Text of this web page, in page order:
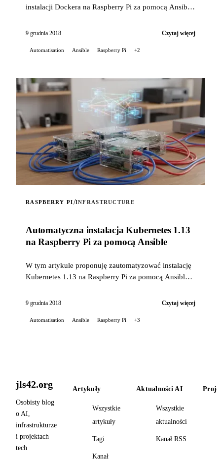
instalacji Dockera na Raspberry Pi za pomocą Ansible
9 grudnia 2018 Czytaj więcej
Automatisation Ansible Raspberry Pi +2
RASPBERRY PI/INFRASTRUCTURE
Automatyczna instalacja Kubernetes 1.13
na Raspberry Pi za pomocą Ansible
W tym artykule proponuję zautomatyzować instalację
Kubernetes 1.13 na Raspberry Pi za pomocą Ansible i
9 grudnia 2018 Czytaj więcej
Automatisation Ansible Raspberry Pi +3
jls42.org
Osobisty blog
o AI,
infrastrukturze
i projektach
tech
Artykuły
Wszystkie
artykuły
Tagi
Kanał
Aktualności AI
Wszystkie
aktualności
Kanał RSS